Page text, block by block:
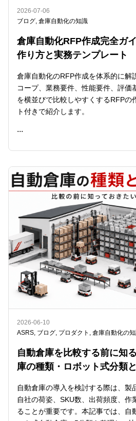
2026-07-06
ブログ, 倉庫自動化の知識
倉庫自動化RFP作成完全ガ
作り方と実務テンプレート
倉庫自動化のRFP作成を体系的に解
コープ、業務要件、性能要件、評価
を横並びで比較しやすくするRFPの
ト付きで紹介します。
...
READ ME
2026-06-10
ASRS, ブログ, プロダクト , 倉庫自動化の
自動倉庫を比較する前に知
庫の種類・ロボット式分類
自動倉庫の導入を検討する際は、製
自社の荷姿、SKU数、出荷頻度、作
ることが重要です。本記事では、自